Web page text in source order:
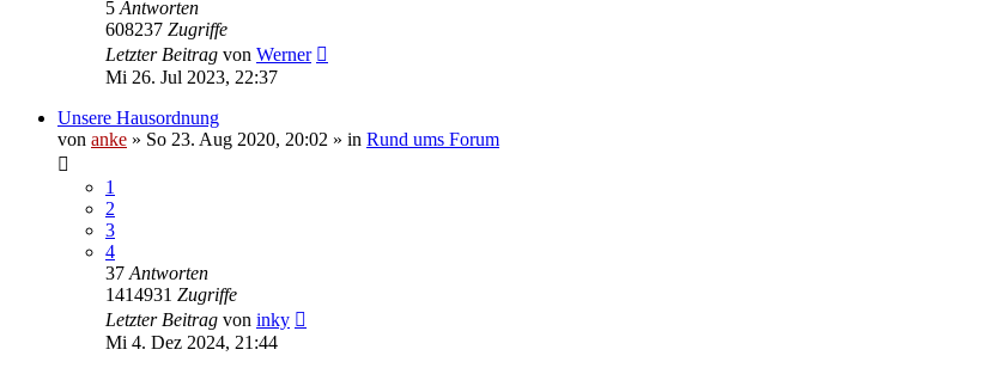
5 Antworten
608237 Zugriffe
Letzter Beitrag von Werner
Mi 26. Jul 2023, 22:37
Unsere Hausordnung
von anke » So 23. Aug 2020, 20:02 » in Rund ums Forum
1
2
3
4
37 Antworten
1414931 Zugriffe
Letzter Beitrag von inky
Mi 4. Dez 2024, 21:44